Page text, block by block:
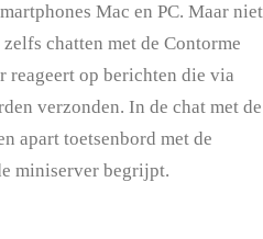
Mac en PC. Maar niet
chatten met de Contorme
op berichten die via
verzonden. In de chat met de
apart toetsenbord met de
miniserver begrijpt.